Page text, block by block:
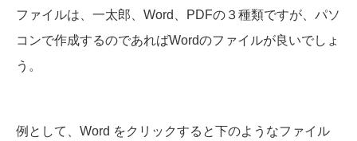
ファイルは、一太郎、Word、PDFの３種類ですが、パソ
コンで作成するのであればWordのファイルが良いでしょ
う。
例として、Word をクリックすると下のようなファイル